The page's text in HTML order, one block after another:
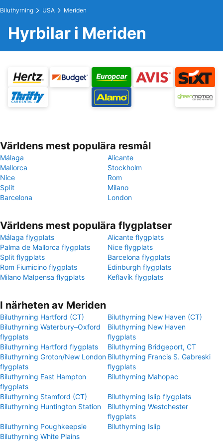
Biluthyrning USA Meriden
Hyrbilar i Meriden
Världens mest populära resmål
Málaga
Alicante
Mallorca
Stockholm
Nice
Rom
Split
Milano
Barcelona
London
Världens mest populära flygplatser
Málaga flygplats
Alicante flygplats
Palma de Mallorca flygplats
Nice flygplats
Split flygplats
Barcelona flygplats
Rom Fiumicino flygplats
Edinburgh flygplats
Milano Malpensa flygplats
Keflavík flygplats
I närheten av Meriden
Biluthyrning Hartford (CT)
Biluthyrning New Haven (CT)
Biluthyrning Waterbury–Oxford
flygplats
Biluthyrning New Haven
flygplats
Biluthyrning Hartford flygplats
Biluthyrning Bridgeport, CT
Biluthyrning Groton/New London
flygplats
Biluthyrning Francis S. Gabreski
flygplats
Biluthyrning East Hampton
flygplats
Biluthyrning Mahopac
Biluthyrning Stamford (CT)
Biluthyrning Islip flygplats
Biluthyrning Huntington Station
Biluthyrning Westchester
flygplats
Biluthyrning Poughkeepsie
Biluthyrning Islip
Biluthyrning White Plains